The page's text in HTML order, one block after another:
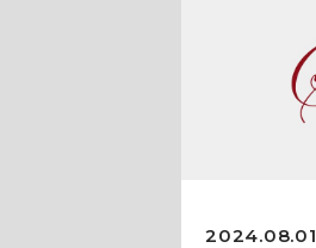
2024.08.01